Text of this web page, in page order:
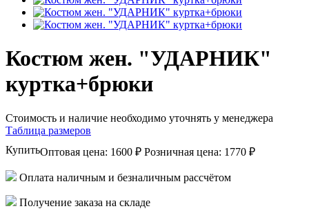
Костюм жен. "УДАРНИК"
куртка+брюки
Стоимость и наличие необходимо уточнять у менеджера
Таблица размеров
Оптовая цена: 1600 ₽ Розничная цена: 1770 ₽
Купить
Оплата наличным и безналичным рассчётом
Получение заказа на складе